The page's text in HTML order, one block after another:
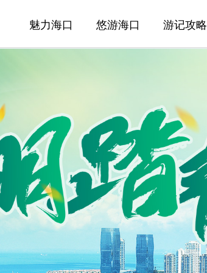
魅力海口 悠游海口 游记攻略